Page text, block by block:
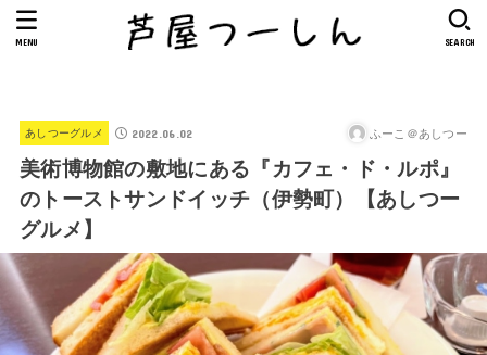
SEARCH
MENU
あしつーグルメ 2022.06.02 ふーこ＠あしつー
美術博物館の敷地にある『カフェ・ド・ルポ』
のトーストサンドイッチ（伊勢町）【あしつー
グルメ】